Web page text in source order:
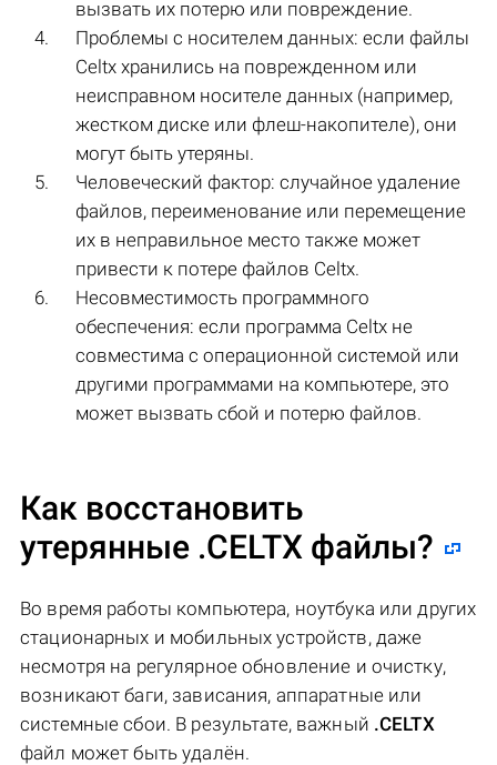
вызвать их потерю или повреждение.
Проблемы с носителем данных: если файлы
Celtx хранились на поврежденном или
неисправном носителе данных (например,
жестком диске или флеш-накопителе), они
могут быть утеряны.
Человеческий фактор: случайное удаление
файлов, переименование или перемещение
их в неправильное место также может
привести к потере файлов Celtx.
Несовместимость программного
обеспечения: если программа Celtx не
совместима с операционной системой или
другими программами на компьютере, это
может вызвать сбой и потерю файлов.
Как восстановить
утерянные .CELTX файлы?
Во время работы компьютера, ноутбука или других
стационарных и мобильных устройств, даже
несмотря на регулярное обновление и очистку,
возникают баги, зависания, аппаратные или
системные сбои. В результате, важный .CELTX
файл может быть удалён.